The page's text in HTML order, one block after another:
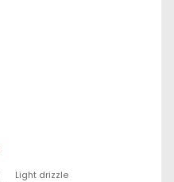
Light drizzle